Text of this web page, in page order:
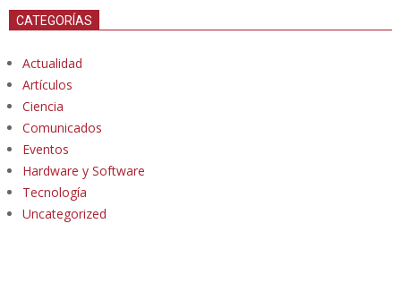
CATEGORÍAS
Actualidad
Artículos
Ciencia
Comunicados
Eventos
Hardware y Software
Tecnología
Uncategorized